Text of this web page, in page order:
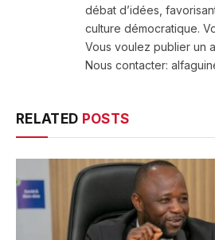
débat d’idées,
culture démocratique.
Vous voulez publier un
Nous contacter:
RELATED POSTS